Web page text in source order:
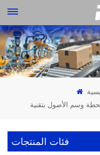
فئات المنتجات